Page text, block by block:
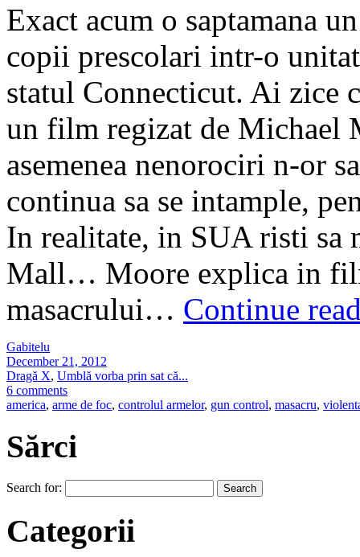
Exact acum o saptamana
copii prescolari intr-o
statul Connecticut. Ai zice
un film regizat de Michael
asemenea nenorociri n-or
continua sa se intample,
In realitate, in SUA risti sa
Mall… Moore explica in
masacrului… Continue
Gabitelu
December 21, 2012
Dragă X, Umblă vorba prin sat că...
6 comments
america, arme de foc, controlul armelor, gun control, masacru,
Sărci
Search for:
Categorii